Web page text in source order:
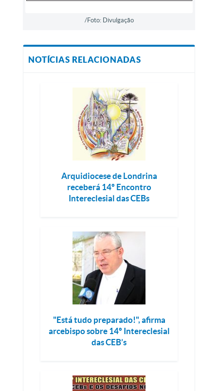
/Foto: Divulgação
NOTÍCIAS RELACIONADAS
Arquidiocese de Londrina
receberá 14º Encontro
Intereclesial das CEBs
"Está tudo preparado!", afirma
arcebispo sobre 14º Intereclesial
das CEB’s